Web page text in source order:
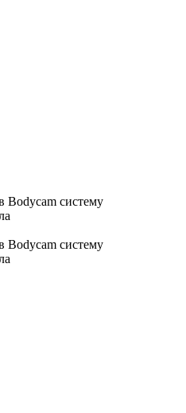
Bodycam систему
Bodycam систему